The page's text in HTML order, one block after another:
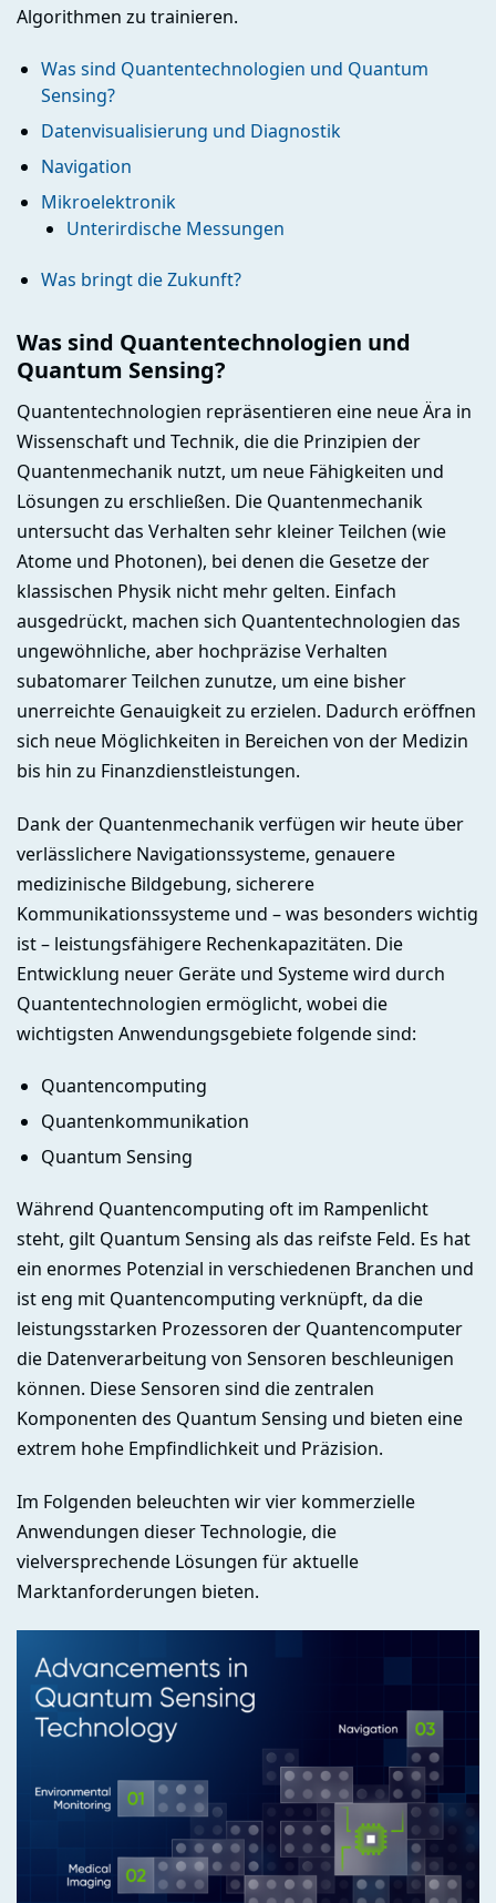
Algorithmen zu trainieren.
Was sind Quantentechnologien und Quantum
Sensing?
Datenvisualisierung und Diagnostik
Navigation
Mikroelektronik
Unterirdische Messungen
Was bringt die Zukunft?
Was sind Quantentechnologien und
Quantum Sensing?
Quantentechnologien repräsentieren eine neue Ära in
Wissenschaft und Technik, die die Prinzipien der
Quantenmechanik nutzt, um neue Fähigkeiten und
Lösungen zu erschließen. Die Quantenmechanik
untersucht das Verhalten sehr kleiner Teilchen (wie
Atome und Photonen), bei denen die Gesetze der
klassischen Physik nicht mehr gelten. Einfach
ausgedrückt, machen sich Quantentechnologien das
ungewöhnliche, aber hochpräzise Verhalten
subatomarer Teilchen zunutze, um eine bisher
unerreichte Genauigkeit zu erzielen. Dadurch eröffnen
sich neue Möglichkeiten in Bereichen von der Medizin
bis hin zu Finanzdienstleistungen.
Dank der Quantenmechanik verfügen wir heute über
verlässlichere Navigationssysteme, genauere
medizinische Bildgebung, sicherere
Kommunikationssysteme und – was besonders wichtig
ist – leistungsfähigere Rechenkapazitäten. Die
Entwicklung neuer Geräte und Systeme wird durch
Quantentechnologien ermöglicht, wobei die
wichtigsten Anwendungsgebiete folgende sind:
Quantencomputing
Quantenkommunikation
Quantum Sensing
Während Quantencomputing oft im Rampenlicht
steht, gilt Quantum Sensing als das reifste Feld. Es hat
ein enormes Potenzial in verschiedenen Branchen und
ist eng mit Quantencomputing verknüpft, da die
leistungsstarken Prozessoren der Quantencomputer
die Datenverarbeitung von Sensoren beschleunigen
können. Diese Sensoren sind die zentralen
Komponenten des Quantum Sensing und bieten eine
extrem hohe Empfindlichkeit und Präzision.
Im Folgenden beleuchten wir vier kommerzielle
Anwendungen dieser Technologie, die
vielversprechende Lösungen für aktuelle
Marktanforderungen bieten.